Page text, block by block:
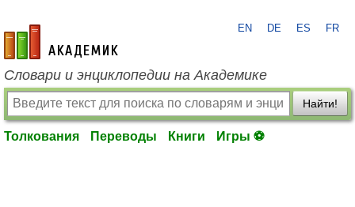
academic.ru
EN DE ES FR
Словари и энциклопедии на Академике
Найти!
Толкования Переводы Книги Игры ⚽